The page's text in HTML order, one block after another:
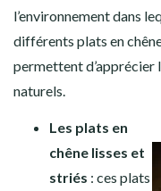
l’environnement dans
différents plats en
permettent
naturels.
Les plats en
chêne lisses et
striés : ces plats